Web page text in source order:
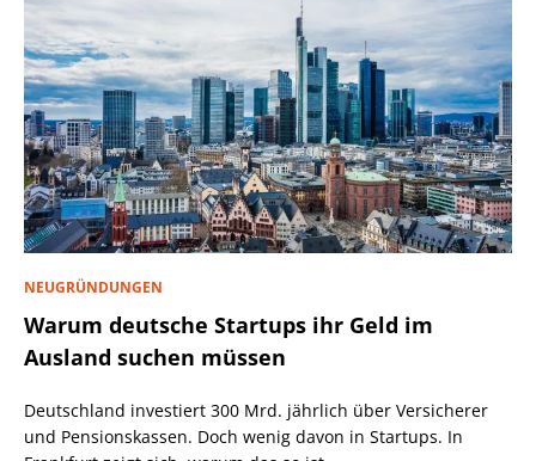
NEUGRÜNDUNGEN
Warum deutsche Startups ihr Geld im
Ausland suchen müssen
Deutschland investiert 300 Mrd. jährlich über Versicherer
und Pensionskassen. Doch wenig davon in Startups. In